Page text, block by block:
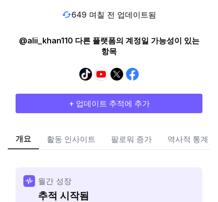
649 며칠 전 업데이트됨
@alii_khan110 다른 플랫폼의 계정일 가능성이 있는
항목
+ 업데이트 추적에 추가
개요 활동 인사이트 팔로워 증가 역사적 통계
월간 성장
추적 시작됨